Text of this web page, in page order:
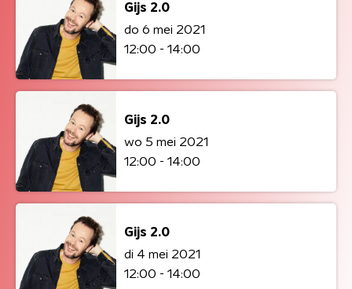
Gijs 2.0
do 6 mei 2021
12:00 - 14:00
Gijs 2.0
wo 5 mei 2021
12:00 - 14:00
Gijs 2.0
di 4 mei 2021
12:00 - 14:00